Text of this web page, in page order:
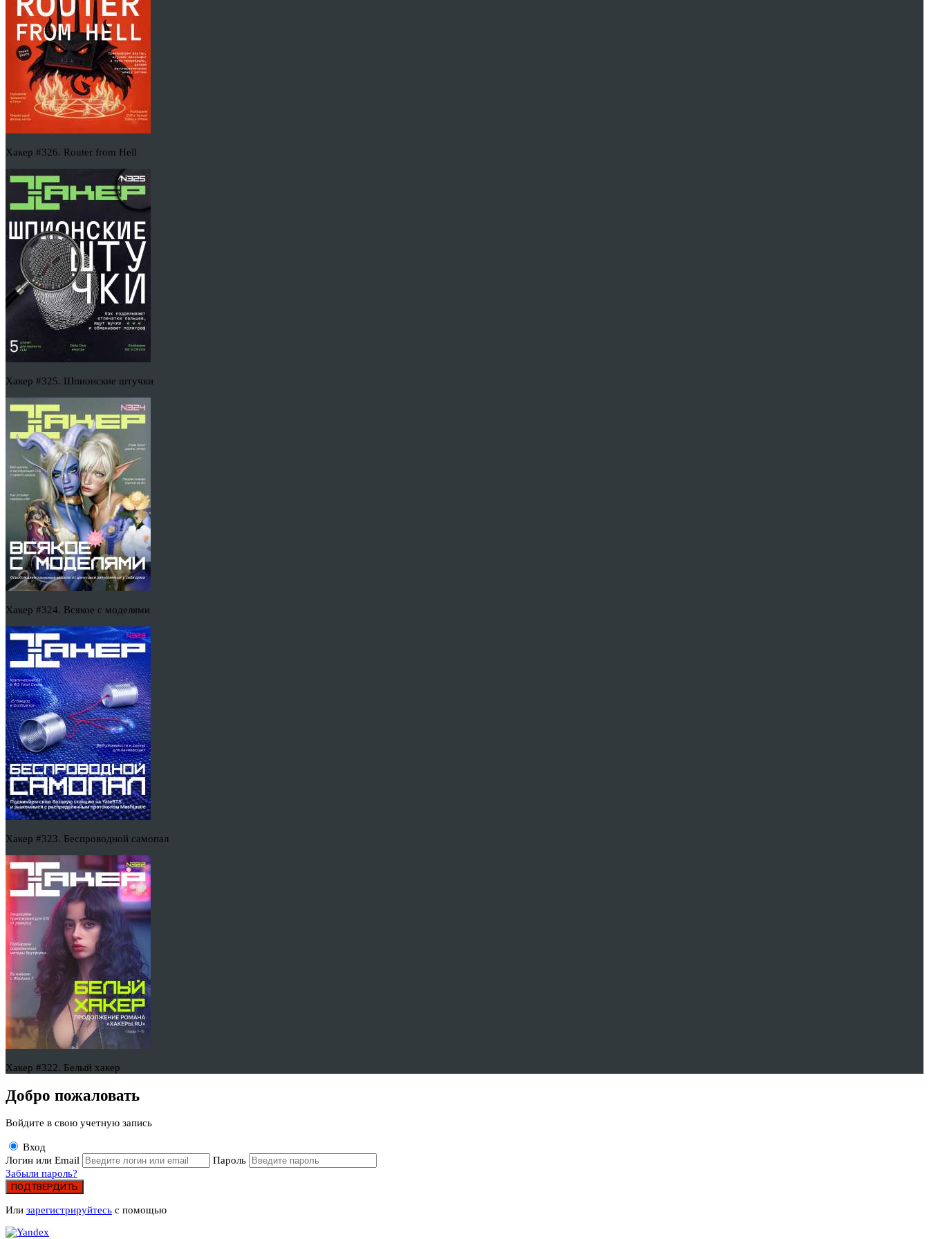
Хакер #326. Router from Hell
Хакер #325. Шпионские штучки
Хакер #324. Всякое с моделями
Хакер #323. Беспроводной самопал
Хакер #322. Белый хакер
Добро пожаловать
Войдите в свою учетную запись
Вход
Логин или Email
Пароль
Забыли пароль?
ПОДТВЕРДИТЬ
Или зарегистрируйтесь с помощью